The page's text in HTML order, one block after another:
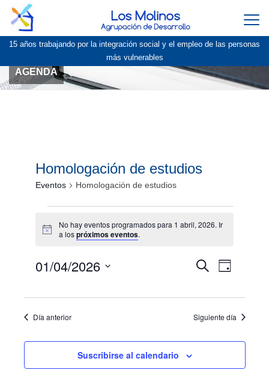
15 años trabajando por la integración social y el empleo de las personas
más vulnerables
AGENDA
Homologación de estudios
Eventos Homologación de estudios
en
abril,
Aviso
No hay eventos programados para 1 abril, 2026. Ir
a lospróximos eventos.
Navegación
búsqueda
y
Eventos
Buscar
vistas
Día
01/04/2026
la
fecha.
Día anterior Siguiente día
Suscribirse al calendario